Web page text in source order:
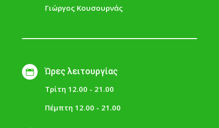
Γιώργος Κουσουρνάς
 Ώρες λειτουργίας
Τρίτη 12.00 - 21.00
Πέμπτη 12.00 - 21.00